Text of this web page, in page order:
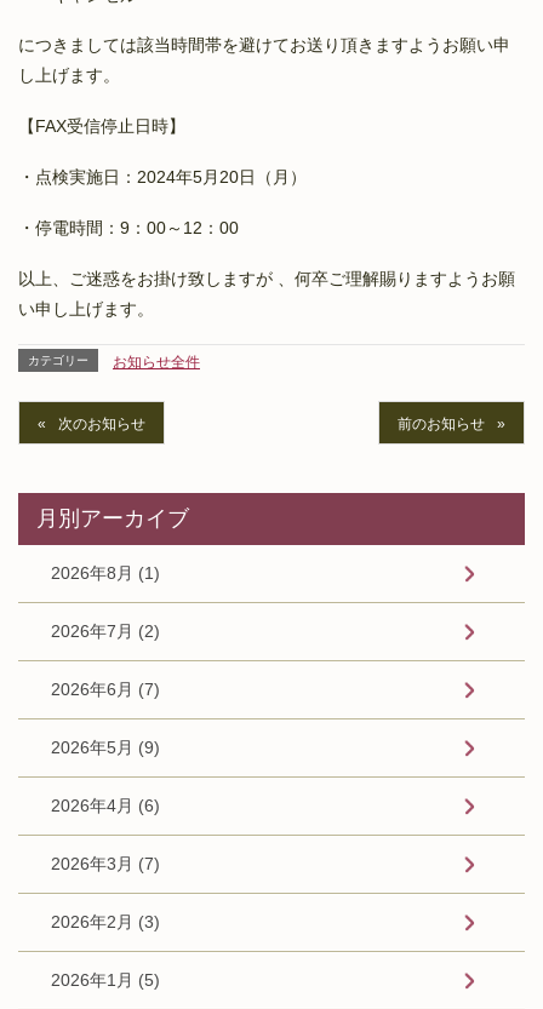
につきましては該当時間帯を避けてお送り頂きますようお願い申
し上げます。
【FAX受信停止日時】
・点検実施日：2024年5月20日（月）
・停電時間：9：00～12：00
以上、ご迷惑をお掛け致しますが 、何卒ご理解賜りますようお願
い申し上げます。
カテゴリー お知らせ全件
次のお知らせ 前のお知らせ
月別アーカイブ
2026年8月 (1)
2026年7月 (2)
2026年6月 (7)
2026年5月 (9)
2026年4月 (6)
2026年3月 (7)
2026年2月 (3)
2026年1月 (5)